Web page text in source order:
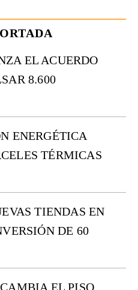
EL ACUERDO
8.600
ENERGÉTICA
TÉRMICAS
TIENDAS EN
DE 60
EL PISO